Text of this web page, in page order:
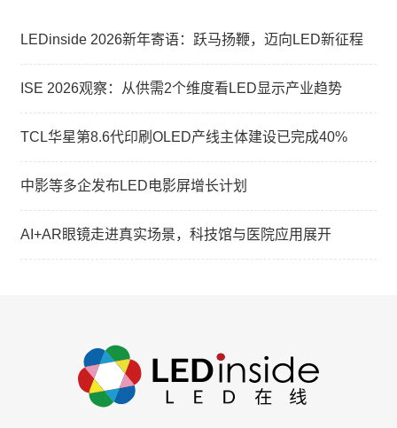
LEDinside 2026新年寄语：跃马扬鞭，迈向LED新征程
ISE 2026观察：从供需2个维度看LED显示产业趋势
TCL华星第8.6代印刷OLED产线主体建设已完成40%
中影等多企发布LED电影屏增长计划
AI+AR眼镜走进真实场景，科技馆与医院应用展开